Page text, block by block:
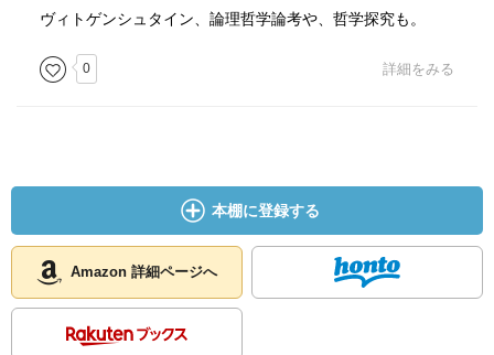
ヴィトゲンシュタイン、論理哲学論考や、哲学探究も。
0 詳細をみる
本棚に登録する
Amazon 詳細ページへ